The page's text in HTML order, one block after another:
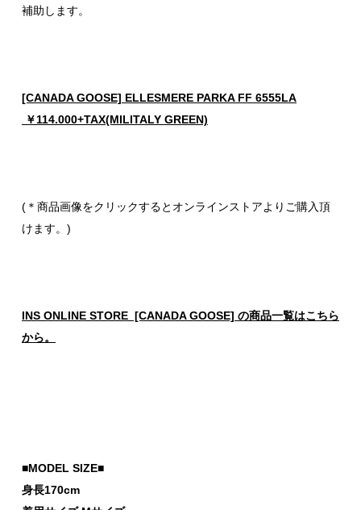
補助します。
[CANADA GOOSE] ELLESMERE PARKA FF 6555LA
￥114.000+TAX(MILITALY GREEN)
(＊商品画像をクリックするとオンラインストアよりご購入頂
けます。)
INS ONLINE STORE [CANADA GOOSE] の商品一覧はこちら
から。
■MODEL SIZE■
身長170cm